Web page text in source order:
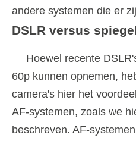
andere systemen die er
DSLR versus
Hoewel recente
60p kunnen opnemen,
camera's hier het
AF-systemen, zoals we
beschreven. AF-